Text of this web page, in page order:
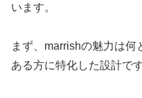
います。
まず、marrishの魅力は
ある方に特化した設計です